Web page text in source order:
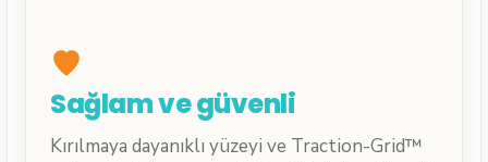
Sağlam ve güvenli
Kırılmaya dayanıklı yüzeyi ve Traction-Grid™